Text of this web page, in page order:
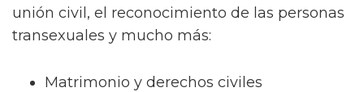
unión civil, el reconocimiento de las personas
transexuales y mucho más:
Matrimonio y derechos civiles